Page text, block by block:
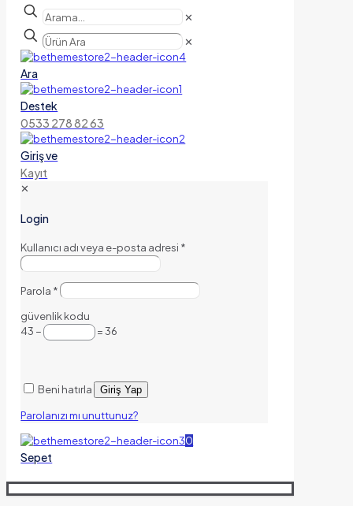
✕
✕
Ara
Destek
0533 278 82 63
Giriş ve
Kayıt
✕
Login
Kullanıcı adı veya e-posta adresi *
Parola *
güvenlik kodu
43 −
= 36
Beni hatırla Giriş Yap
Parolanızı mı unuttunuz?
0
Sepet